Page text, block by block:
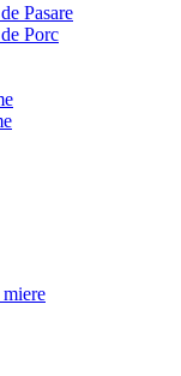
Pasare
Porc